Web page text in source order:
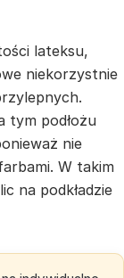
lateksu,
niekorzystnie
tym podłożu
nie
W takim
na podkładzie